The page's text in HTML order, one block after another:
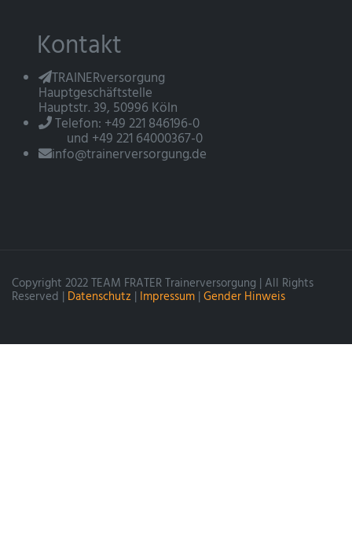
Kontakt
TRAINERversorgung
Hauptgeschäftstelle
Hauptstr. 39, 50996 Köln
Telefon: +49 221 846196-0
und +49 221 64000367-0
info@trainerversorgung.de
Copyright 2022 TEAM FRATER Trainerversorgung | All Rights
Reserved | Datenschutz | Impressum | Gender Hinweis